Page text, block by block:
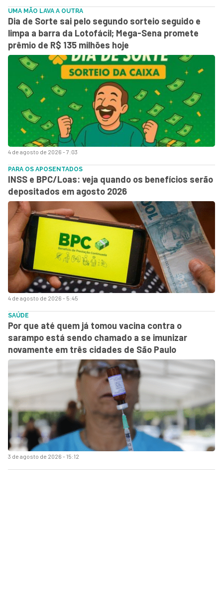
4 de agosto de 2026 - 7:03
UMA MÃO LAVA A OUTRA
Dia de Sorte sai pelo segundo sorteio seguido e
limpa a barra da Lotofácil; Mega-Sena promete
prêmio de R$ 135 milhões hoje
4 de agosto de 2026 - 5:45
PARA OS APOSENTADOS
INSS e BPC/Loas: veja quando os benefícios serão
depositados em agosto 2026
3 de agosto de 2026 - 15:12
SAÚDE
Por que até quem já tomou vacina contra o
sarampo está sendo chamado a se imunizar
novamente em três cidades de São Paulo